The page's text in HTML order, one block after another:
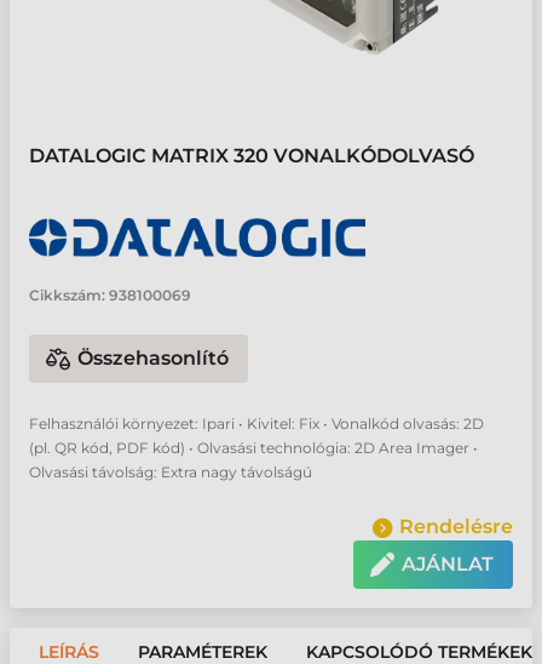
DATALOGIC MATRIX 320 VONALKÓDOLVASÓ
Cikkszám: 938100069
Összehasonlító
Felhasználói környezet: Ipari • Kivitel: Fix • Vonalkód olvasás: 2D
(pl. QR kód, PDF kód) • Olvasási technológia: 2D Area Imager •
Olvasási távolság: Extra nagy távolságú
Rendelésre
AJÁNLAT
LEÍRÁS PARAMÉTEREK KAPCSOLÓDÓ TERMÉKEK